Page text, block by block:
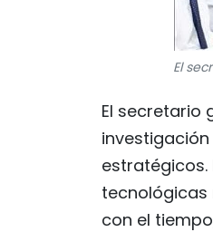
El
El secretario
tecnológicas
con el